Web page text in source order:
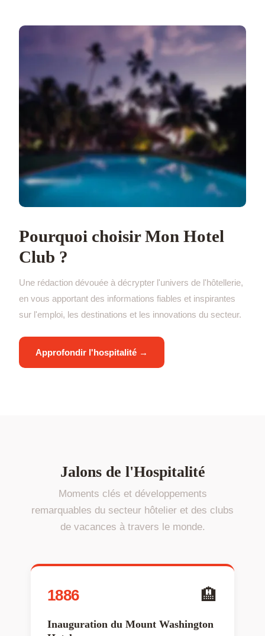
Pourquoi choisir Mon Hotel
Club ?
Une rédaction dévouée à décrypter l'univers de l'hôtellerie,
en vous apportant des informations fiables et inspirantes
sur l'emploi, les destinations et les innovations du secteur.
Approfondir l'hospitalité →
Jalons de l'Hospitalité
Moments clés et développements
remarquables du secteur hôtelier et des clubs
de vacances à travers le monde.
1886 🏨
Inauguration du Mount Washington